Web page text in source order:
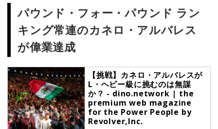
パウンド・フォー・パウンド ラン
キング常連のカネロ・アルバレス
が偉業達成
【挑戦】カネロ・アルバレスが
L・ヘビー級に挑むのは無謀
か？ - dino.network | the
premium web magazine
for the Power People by
Revolver,Inc.